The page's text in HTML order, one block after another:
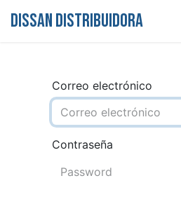
DISSAN DISTRIBUIDORA
Correo electrónico
Contraseña